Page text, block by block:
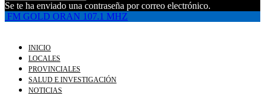
Se te ha enviado una contraseña por correo electrónico.
FM GOLD ORAN 107.1 MHZ
INICIO
LOCALES
PROVINCIALES
SALUD E INVESTIGACIÓN
NOTICIAS